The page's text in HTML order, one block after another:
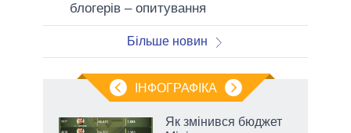
блогерів – опитування
Більше новин
ІНФОГРАФІКА
Як змінився бюджет